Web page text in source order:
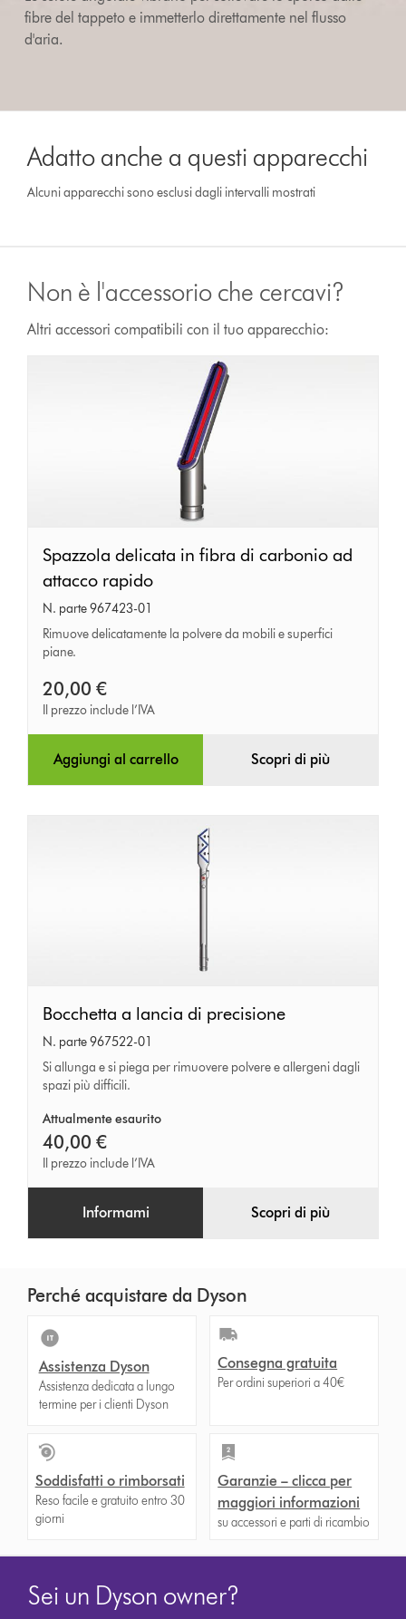
fibre del tappeto e immetterlo direttamente nel flusso
d'aria.
Adatto anche a questi apparecchi
Alcuni apparecchi sono esclusi dagli intervalli mostrati
Non è l'accessorio che cercavi?
Altri accessori compatibili con il tuo apparecchio:
Spazzola
delicata
in
fibra
di
carbonio
ad
attacco
rapido
Spazzola delicata in fibra di carbonio ad
attacco rapido
N. parte 967423-01
Rimuove delicatamente la polvere da mobili e superfici
piane.
20,00 €
Il prezzo include l’IVA
Aggiungi al carrello Scopri di più
Bocchetta
a
lancia
di
precisione
Bocchetta a lancia di precisione
N. parte 967522-01
Si allunga e si piega per rimuovere polvere e allergeni dagli
spazi più difficili.
Attualmente esaurito
40,00 €
Il prezzo include l’IVA
Informami Scopri di più
Perché acquistare da Dyson
Assistenza Dyson
Assistenza dedicata a lungo
termine per i clienti Dyson
Consegna gratuita
Per ordini superiori a 40€
Soddisfatti o rimborsati
Reso facile e gratuito entro 30
giorni
Garanzie – clicca per
maggiori informazioni
su accessori e parti di ricambio
Sei un Dyson owner?